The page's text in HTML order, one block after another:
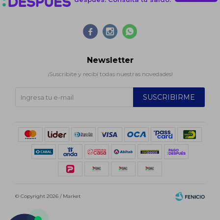
  
Newsletter
¡Suscribite y recibí todas nuestras novedades!
SUSCRIBIRME
© Copyright 2026 / Market